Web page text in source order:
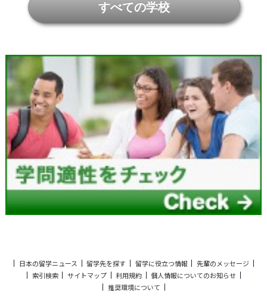
すべての学校
日本の留学ニュース 留学先を探す 留学に役立つ情報
先輩のメッセージ
索引検索
サイトマップ 利用規約
個人情報についてのお知らせ
推奨環境について